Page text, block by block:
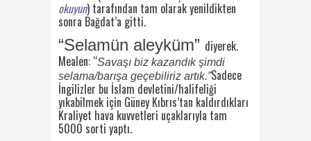
okuyun) tarafından tam olarak yenildikten
sonra Bağdat’a gitti.
“Selamün aleyküm” diyerek.
Mealen: “Savaşı biz kazandık şimdi
selama/barışa geçebiliriz artık.”Sadece
İngilizler bu İslam devletini/halifeliği
yıkabilmek için Güney Kıbrıs’tan kaldırdıkları
Kraliyet hava kuvvetleri uçaklarıyla tam
5000 sorti yaptı.